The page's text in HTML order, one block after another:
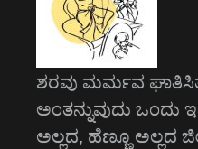
ಶರವು ಮರ್ಮವ
ಅಂತನ್ನುವುದು ಒಂದು
ಅಲ್ಲದ, ಹೆಣ್ಣೂ ಅಲ್ಲದ